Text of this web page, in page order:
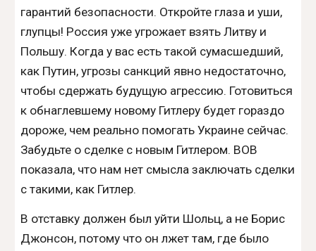
гарантий безопасности. Откройте глаза и уши,
глупцы! Россия уже угрожает взять Литву и
Польшу. Когда у вас есть такой сумасшедший,
как Путин, угрозы санкций явно недостаточно,
чтобы сдержать будущую агрессию. Готовиться
к обнаглевшему новому Гитлеру будет гораздо
дороже, чем реально помогать Украине сейчас.
Забудьте о сделке с новым Гитлером. ВОВ
показала, что нам нет смысла заключать сделки
с такими, как Гитлер.
В отставку должен был уйти Шольц, а не Борис
Джонсон, потому что он лжет там, где было